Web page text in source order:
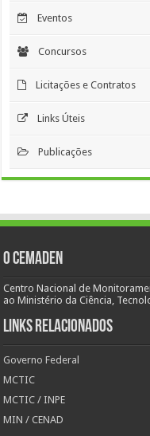
Eventos
Concursos
Licitações e Contratos
Links Úteis
Publicações
O Cemaden
Centro Nacional de
ao Ministério da Ciência,
Links Relacionados
Governo Federal
MCTIC
MCTIC / INPE
MIN / CENAD